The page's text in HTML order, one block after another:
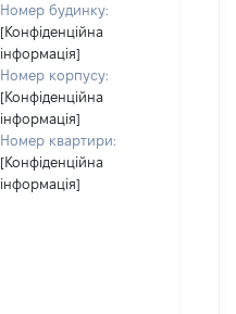
Номер будинку:
[Конфіденційна
інформація]
Номер корпусу:
[Конфіденційна
інформація]
Номер квартири:
[Конфіденційна
інформація]